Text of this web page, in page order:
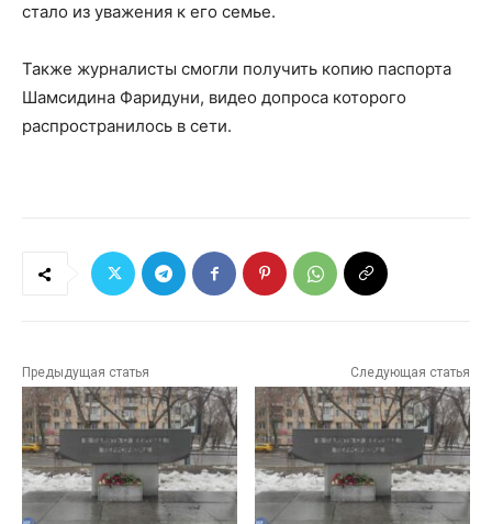
стало из уважения к его семье.
Также журналисты смогли получить копию паспорта
Шамсидина Фаридуни, видео допроса которого
распространилось в сети.
Предыдущая статья Следующая статья